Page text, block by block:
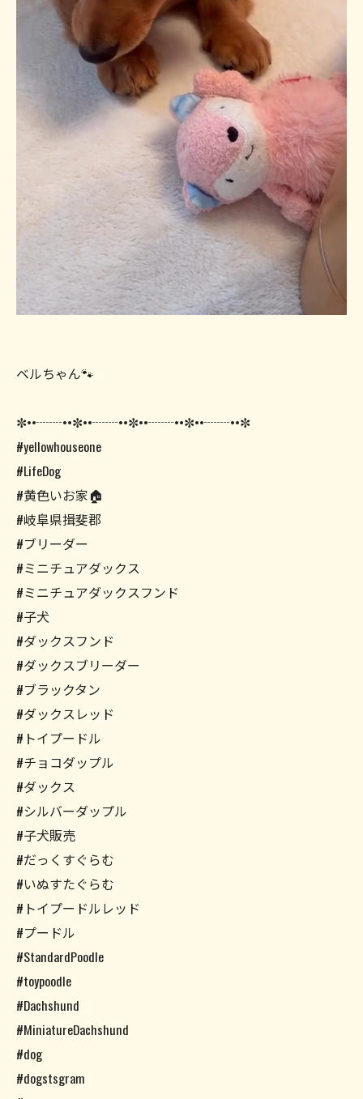
ベルちゃん🐾
✼••┈┈••✼••┈┈••✼••┈┈••✼••┈┈••✼
#yellowhouseone
#LifeDog
#黄色いお家🏠
#岐阜県揖斐郡
#ブリーダー
#ミニチュアダックス
#ミニチュアダックスフンド
#子犬
#ダックスフンド
#ダックスブリーダー
#ブラックタン
#ダックスレッド
#トイプードル
#チョコダップル
#ダックス
#シルバーダップル
#子犬販売
#だっくすぐらむ
#いぬすたぐらむ
#トイプードルレッド
#プードル
#StandardPoodle
#toypoodle
#Dachshund
#MiniatureDachshund
#dog
#dogstsgram